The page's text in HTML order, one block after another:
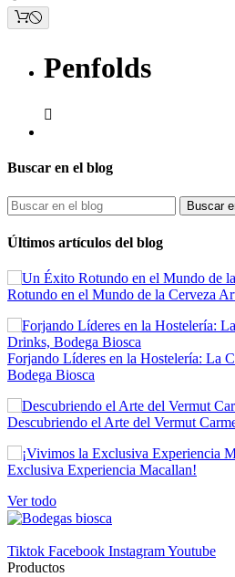
Penfolds

Buscar en el blog
Buscar
Últimos artículos del blog
Rotundo en el Mundo de la Cerveza
Forjando Líderes en la Hostelería: La
Bodega Biosca
Descubriendo el Arte del Vermut
Exclusiva Experiencia Macallan!
Ver todo
Tiktok Facebook InstagramYoutube
Productos